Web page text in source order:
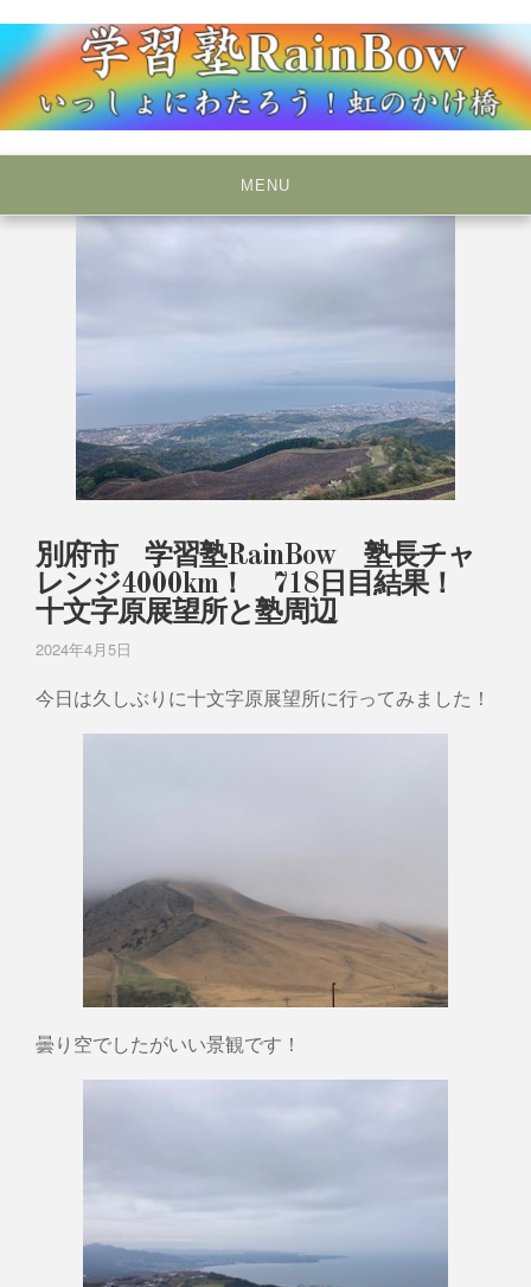
to
content
学習塾RainBow
MENU
別府市 学習塾RainBow 塾長チャ
レンジ4000km！ 718日目結果！
十文字原展望所と塾周辺
2024年4月5日
今日は久しぶりに十文字原展望所に行ってみました！
曇り空でしたがいい景観です！